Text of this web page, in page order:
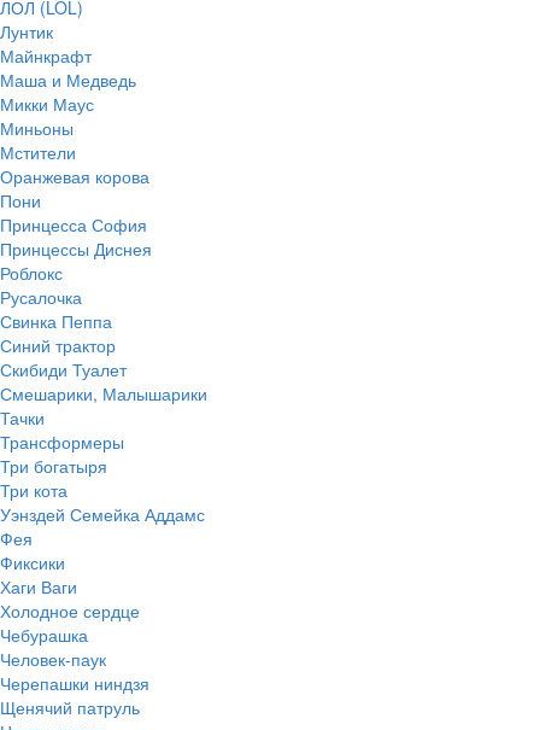
ЛОЛ (LOL)
Лунтик
Майнкрафт
Маша и Медведь
Микки Маус
Миньоны
Мстители
Оранжевая корова
Пони
Принцесса София
Принцессы Диснея
Роблокс
Русалочка
Свинка Пеппа
Синий трактор
Скибиди Туалет
Смешарики, Малышарики
Тачки
Трансформеры
Три богатыря
Три кота
Уэнздей Семейка Аддамс
Фея
Фиксики
Хаги Ваги
Холодное сердце
Чебурашка
Человек-паук
Черепашки ниндзя
Щенячий патруль